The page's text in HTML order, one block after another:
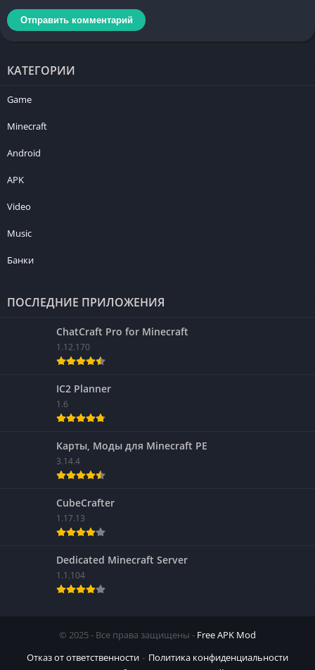
КАТЕГОРИИ
Game
Minecraft
Android
APK
Video
Music
Банки
ПОСЛЕДНИЕ ПРИЛОЖЕНИЯ
ChatCraft Pro for Minecraft
1.12.170
IC2 Planner
1.6
Карты, Моды для Minecraft PE
3.14.4
CubeCrafter
1.17.13
Dedicated Minecraft Server
1.1.104
© 2025 - Все права защищены - Free APK Mod
Отказ от ответственности
Политика конфиденциальности